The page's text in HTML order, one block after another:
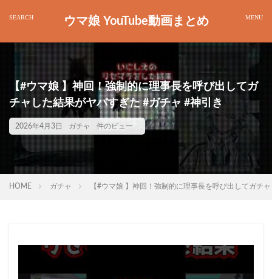
ウマ娘 YouTube動画まとめ
【#ウマ娘 】神回！強制的に理事長を呼び出してガ
チャした結果がヤバすぎた #ガチャ #神引き
2026年4月3日 ガチャ 件のビュー
HOME ガチャ 【#ウマ娘 】神回！強制的に理事長を呼び出してガチ